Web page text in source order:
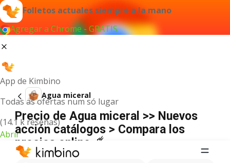
Folletos actuales siempre a la mano
Agregar a Chrome - GRATIS
App de Kimbino
Todas as ofertas num só lugar
(14.1 k reseñas)
Abrir
Agua miceral
Precio de Agua miceral >> Nuevos
acción catálogos > Compara los
precios online ☄️
No hemos encontrado resultados para este